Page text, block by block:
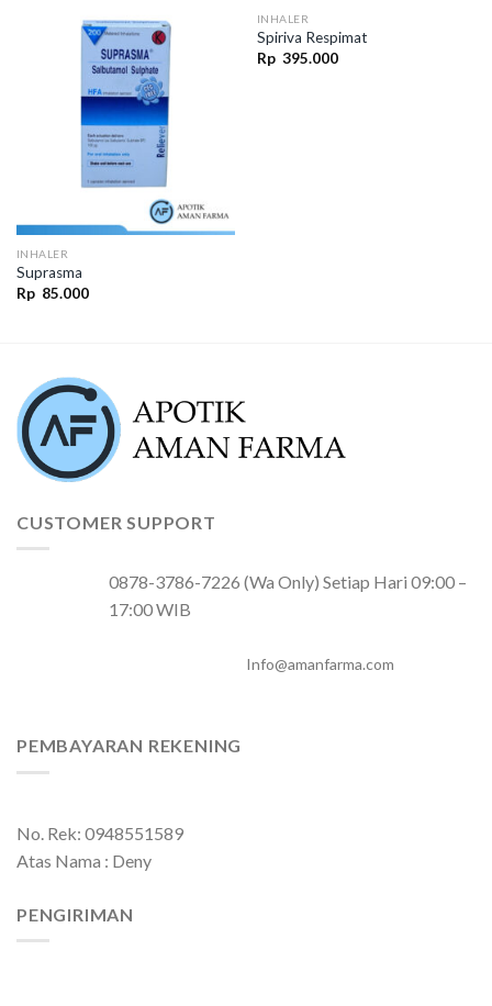
INHALER
Suprasma
Rp 85.000
INHALER
Spiriva Respimat
Rp 395.000
CUSTOMER SUPPORT
0878-3786-7226 (Wa Only) Setiap Hari 09:00 –
17:00 WIB
Info@amanfarma.com
PEMBAYARAN REKENING
No. Rek: 0948551589
Atas Nama : Deny
PENGIRIMAN